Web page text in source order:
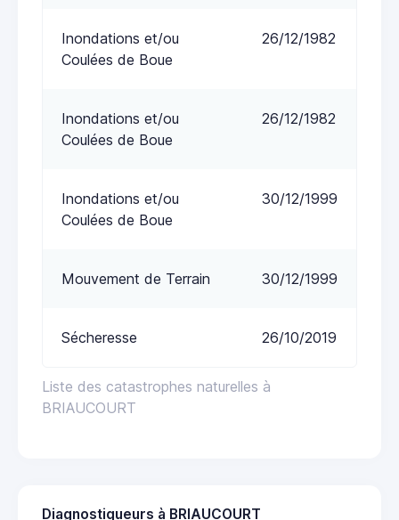
Liste des catastrophes naturelles à
BRIAUCOURT
Inondations et/ou
Coulées de Boue
26/12/1982
Inondations et/ou
Coulées de Boue
26/12/1982
Inondations et/ou
Coulées de Boue
30/12/1999
Mouvement de Terrain 30/12/1999
Sécheresse 26/10/2019
Diagnostiqueurs à BRIAUCOURT